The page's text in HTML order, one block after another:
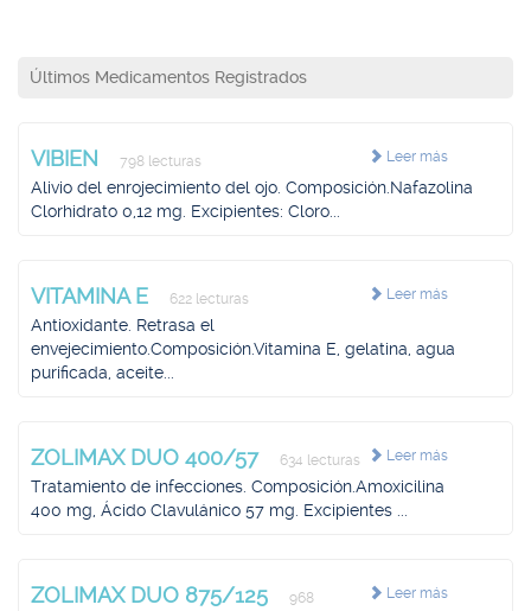
Últimos Medicamentos Registrados
Leer más
VIBIEN 798 lecturas
Alivio del enrojecimiento del ojo. Composición.Nafazolina
Clorhidrato 0,12 mg. Excipientes: Cloro...
Leer más
VITAMINA E 622 lecturas
Antioxidante. Retrasa el
envejecimiento.Composición.Vitamina E, gelatina, agua
purificada, aceite...
Leer más
ZOLIMAX DUO 400/57 634 lecturas
Tratamiento de infecciones. Composición.Amoxicilina
400 mg, Ácido Clavulánico 57 mg. Excipientes ...
Leer más
ZOLIMAX DUO 875/125
968